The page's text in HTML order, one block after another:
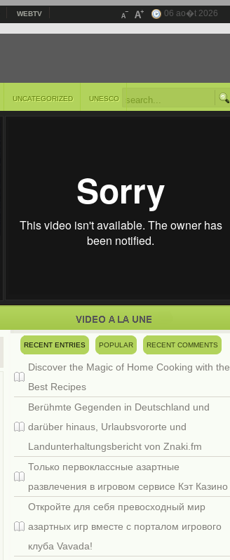
WEBTV 06 ao�t 2026
UNCATEGORIZED UNESCO
RECENT ENTRIES POPULAR RECENT COMMENTS
Discover the Magic of Home Cooking with the
Best Recipes
Berühmte Gegenden in Deutschland und
darüber hinaus, Urlaubsvororte und
Landunterhaltungsbericht von Znaki.fm
Только первоклассные азартные
развлечения в игровом сервисе Кэт Казино
Откройте для себя превосходный мир
азартных игр вместе с порталом игрового
клуба Vavada!